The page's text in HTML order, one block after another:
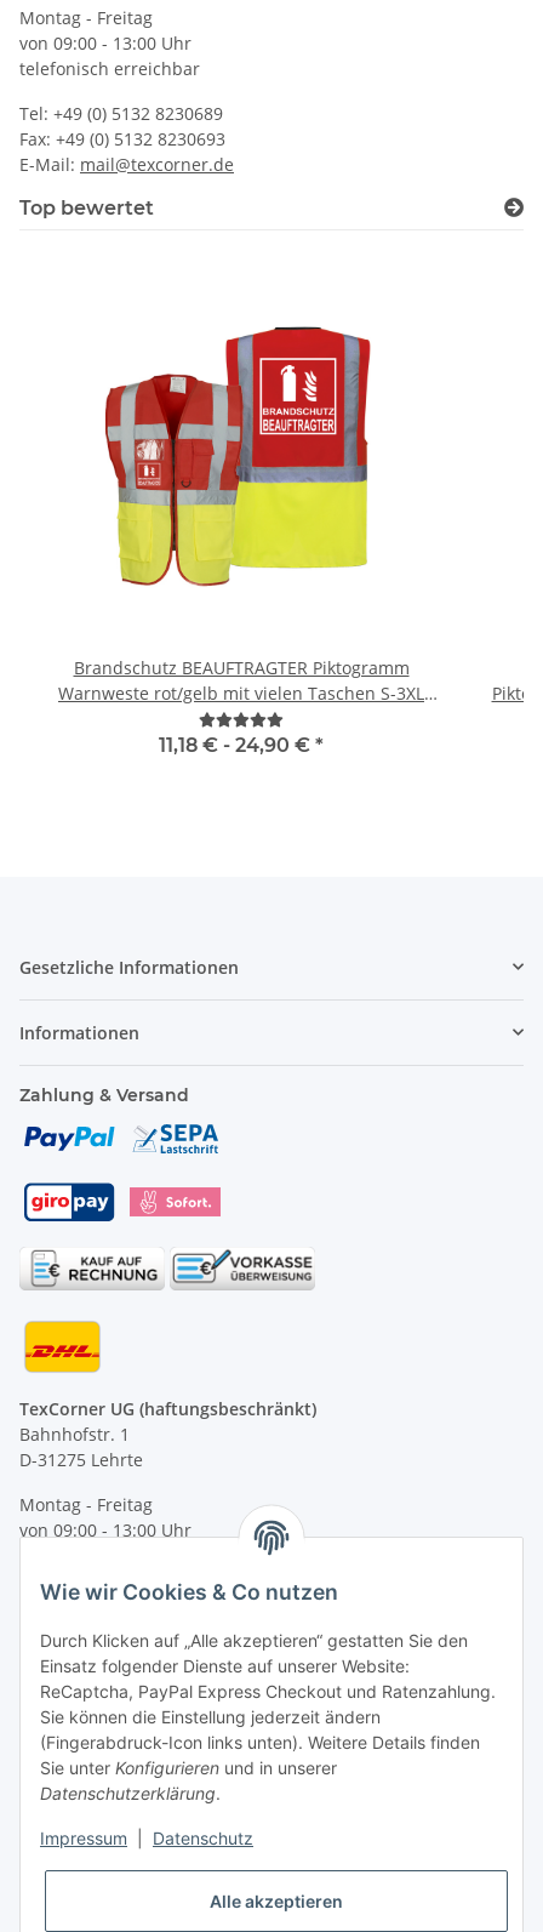
Montag - Freitag
von 09:00 - 13:00 Uhr
telefonisch erreichbar
Tel: +49 (0) 5132 8230689
Fax: +49 (0) 5132 8230693
E-Mail: mail@texcorner.de
Top bewertet
Brandschutz BEAUFTRAGTER Piktogramm
Warnweste rot/gelb mit vielen Taschen S-3XL
"BRAND22 Linie"
11,18 € - 24,90 € *
Gesetzliche Informationen
Informationen
Zahlung & Versand
TexCorner UG (haftungsbeschränkt)
Bahnhofstr. 1
D-31275 Lehrte
Montag - Freitag
von 09:00 - 13:00 Uhr
Tel: +49 (0) 5132 8230689
E-Mail:mail@texcorner.de
Vertrag widerrufen
Wie wir Cookies & Co nutzen
Durch Klicken auf „Alle akzeptieren“ gestatten Sie den
Einsatz folgender Dienste auf unserer Website:
ReCaptcha, PayPal Express Checkout und Ratenzahlung.
Sie können die Einstellung jederzeit ändern
(Fingerabdruck-Icon links unten). Weitere Details finden
Sie unter Konfigurieren und in unserer
Datenschutzerklärung.
Impressum Datenschutz
Alle akzeptieren